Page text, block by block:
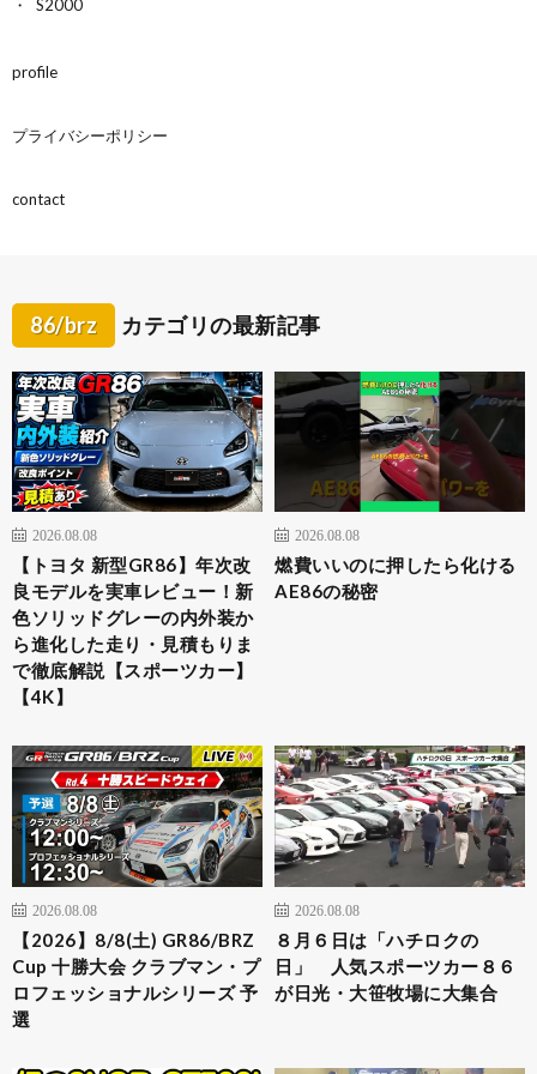
S2000
profile
プライバシーポリシー
contact
86/brz カテゴリの最新記事
2026.08.08
【トヨタ 新型GR86】年次改
良モデルを実車レビュー！新
色ソリッドグレーの内外装か
ら進化した走り・見積もりま
で徹底解説【スポーツカー】
【4K】
2026.08.08
燃費いいのに押したら化ける
AE86の秘密
2026.08.08
【2026】8/8(土) GR86/BRZ
Cup 十勝大会 クラブマン・プ
ロフェッショナルシリーズ 予
選
2026.08.08
８月６日は「ハチロクの
日」 人気スポーツカー８６
が日光・大笹牧場に大集合